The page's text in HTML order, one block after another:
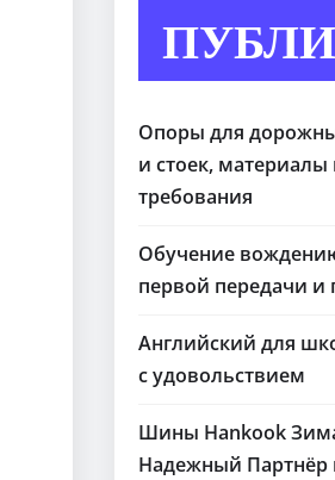
Опоры для
и стоек,
требования
Обучение
первой передачи и
Английский для
с удовольствием
Шины Hankook
Надежный Партнёр